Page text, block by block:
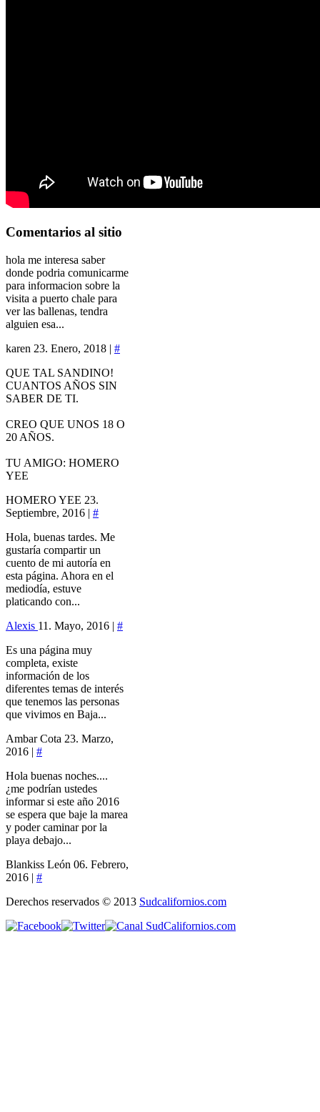
Comentarios al sitio
hola me interesa saber
donde podria comunicarme
para informacion sobre la
visita a puerto chale para
ver las ballenas, tendra
alguien esa...
karen 23. Enero, 2018 | #
QUE TAL SANDINO!
CUANTOS AÑOS SIN
SABER DE TI.
CREO QUE UNOS 18 O
20 AÑOS.
TU AMIGO: HOMERO
YEE
HOMERO YEE 23.
Septiembre, 2016 | #
Hola, buenas tardes. Me
gustaría compartir un
cuento de mi autoría en
esta página. Ahora en el
mediodía, estuve
platicando con...
Alexis 11. Mayo, 2016 | #
Es una página muy
completa, existe
información de los
diferentes temas de interés
que tenemos las personas
que vivimos en Baja...
Ambar Cota 23. Marzo,
2016 | #
Hola buenas noches....
¿me podrían ustedes
informar si este año 2016
se espera que baje la marea
y poder caminar por la
playa debajo...
Blankiss León 06. Febrero,
2016 | #
Derechos reservados © 2013 Sudcalifornios.com